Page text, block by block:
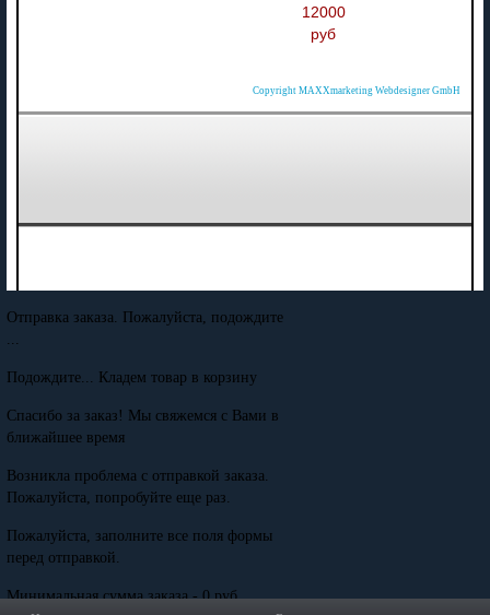
12000
руб
Copyright MAXXmarketing Webdesigner GmbH
Отправка заказа. Пожалуйста, подождите
Подождите... Кладем товар в корзину
Спасибо за заказ! Мы свяжемся с Вами в
ближайшее время
Возникла проблема с отправкой заказа.
Пожалуйста, попробуйте еще раз.
Пожалуйста, заполните все поля формы
перед отправкой.
Минимальная сумма заказа - 0 руб.